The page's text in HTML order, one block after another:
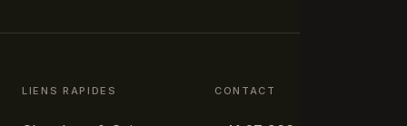
LIENS RAPIDES CONTACT